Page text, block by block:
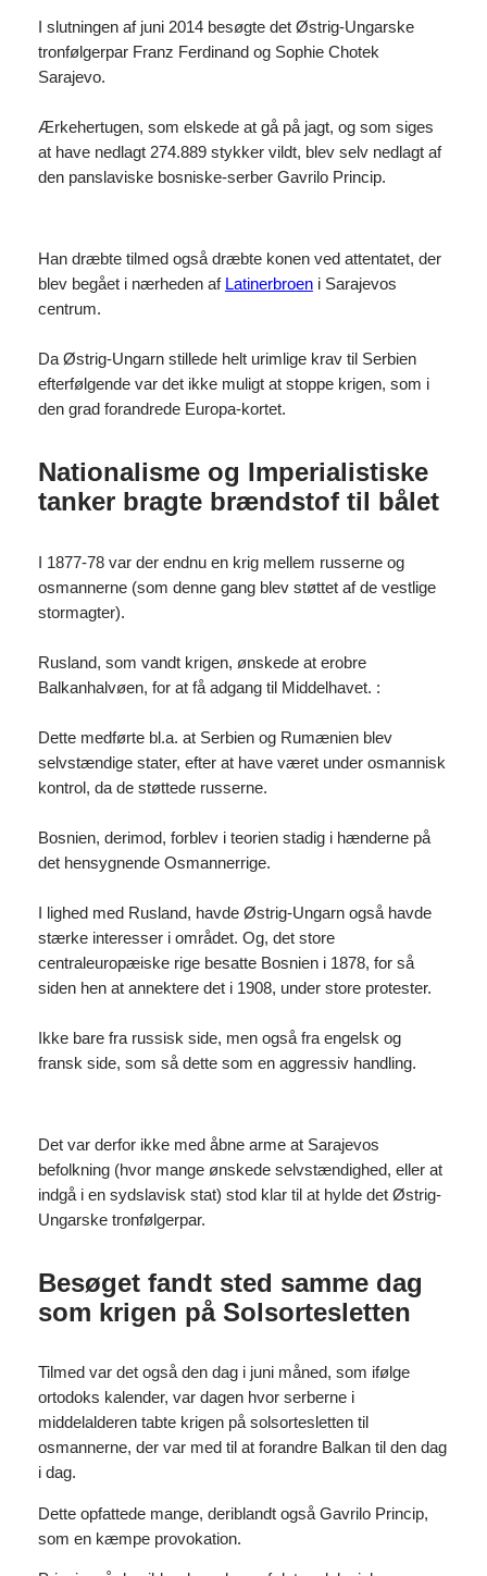
I slutningen af juni 2014 besøgte det Østrig-Ungarske
tronfølgerpar Franz Ferdinand og Sophie Chotek
Sarajevo.
Ærkehertugen, som elskede at gå på jagt, og som siges
at have nedlagt 274.889 stykker vildt, blev selv nedlagt af
den panslaviske bosniske-serber Gavrilo Princip.
Han dræbte tilmed også dræbte konen ved attentatet, der
blev begået i nærheden af Latinerbroeni Sarajevos
centrum.
Da Østrig-Ungarn stillede helt urimlige krav til Serbien
efterfølgende var det ikke muligt at stoppe krigen, som i
den grad forandrede Europa-kortet.
Nationalisme og Imperialistiske
tanker bragte brændstof til bålet
I 1877-78 var der endnu en krig mellem russerne og
osmannerne (som denne gang blev støttet af de vestlige
stormagter).
Rusland, som vandt krigen, ønskede at erobre
Balkanhalvøen, for at få adgang til Middelhavet. :
Dette medførte bl.a. at Serbien og Rumænien blev
selvstændige stater, efter at have været under osmannisk
kontrol, da de støttede russerne.
Bosnien, derimod, forblev i teorien stadig i hænderne på
det hensygnende Osmannerrige.
I lighed med Rusland, havde Østrig-Ungarn også havde
stærke interesser i området. Og, det store
centraleuropæiske rige besatte Bosnien i 1878, for så
siden hen at annektere det i 1908, under store protester.
Ikke bare fra russisk side, men også fra engelsk og
fransk side, som så dette som en aggressiv handling.
Det var derfor ikke med åbne arme at Sarajevos
befolkning (hvor mange ønskede selvstændighed, eller at
indgå i en sydslavisk stat) stod klar til at hylde det Østrig-
Ungarske tronfølgerpar.
Besøget fandt sted samme dag
som krigen på Solsortesletten
Tilmed var det også den dag i juni måned, som ifølge
ortodoks kalender, var dagen hvor serberne i
middelalderen tabte krigen på solsortesletten til
osmannerne, der var med til at forandre Balkan til den dag
i dag.
Dette opfattede mange, deriblandt også Gavrilo Princip,
som en kæmpe provokation.